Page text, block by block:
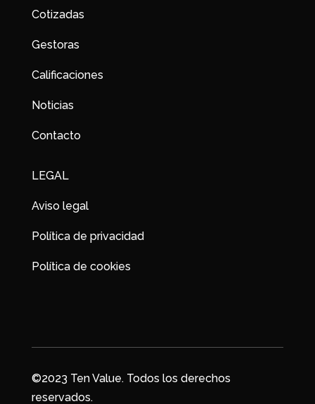
Cotizadas
Gestoras
Calificaciones
Noticias
Contacto
LEGAL
Aviso legal
Política de privacidad
Política de cookies
©2023 Ten Value. Todos los derechos
reservados.